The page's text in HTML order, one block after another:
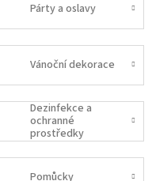
Párty a oslavy
Vánoční dekorace
Dezinfekce a
ochranné
prostředky
Pomůcky